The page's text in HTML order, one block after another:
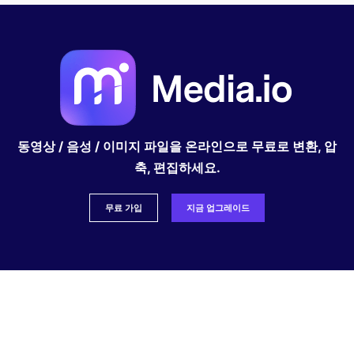
동영상 / 음성 / 이미지 파일을 온라인으로 무료로 변환, 압
축, 편집하세요.
무료 가입 지금 업그레이드